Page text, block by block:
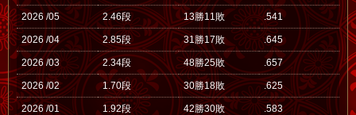
2026 /05 2.46段 13勝11敗 .541
2026 /04 2.85段 31勝17敗 .645
2026 /03 2.34段 48勝25敗 .657
2026 /02 1.70段 30勝18敗 .625
2026 /01 1.92段 42勝30敗 .583